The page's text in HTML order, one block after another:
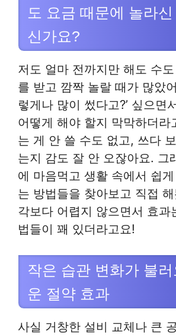
도 요금 때문에 놀라
신가요?
저도 얼마 전까지만 해도 수
를 받고 깜짝 놀랄 때가 많았
렇게나 많이 썼다고?’ 싶으면
어떻게 해야 할지 막막하더라
는 게 안 쓸 수도 없고, 쓰다
는지 감도 잘 안 오잖아요. 그
에 마음먹고 생활 속에서 쉽
는 방법들을 찾아보고 직접
각보다 어렵지 않으면서 효과
법들이 꽤 있더라고요!
작은 습관 변화가 불
운 절약 효과
사실 거창한 설비 교체나 큰